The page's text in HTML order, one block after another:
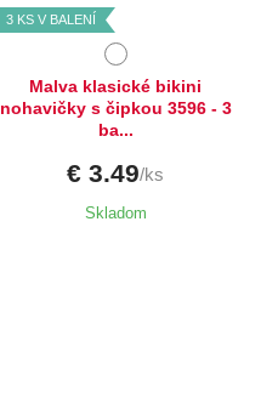
3 KS V BALENÍ
Malva klasické bikini
nohavičky s čipkou 3596 - 3
ba...
€ 3.49/ks
Skladom